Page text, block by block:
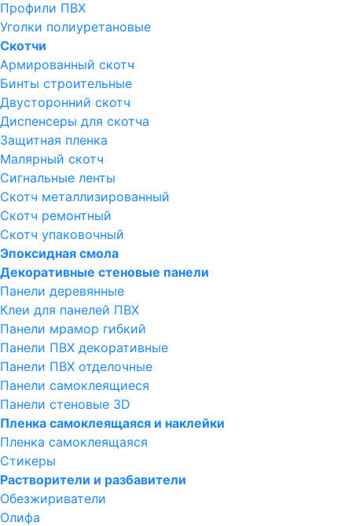
Профили ПВХ
Уголки полиуретановые
Скотчи
Армированный скотч
Бинты строительные
Двусторонний скотч
Диспенсеры для скотча
Защитная пленка
Малярный скотч
Сигнальные ленты
Скотч металлизированный
Скотч ремонтный
Скотч упаковочный
Эпоксидная смола
Декоративные стеновые панели
Панели деревянные
Клеи для панелей ПВХ
Панели мрамор гибкий
Панели ПВХ декоративные
Панели ПВХ отделочные
Панели самоклеящиеся
Панели стеновые 3D
Пленка самоклеящаяся и наклейки
Пленка самоклеящаяся
Стикеры
Растворители и разбавители
Обезжириватели
Олифа